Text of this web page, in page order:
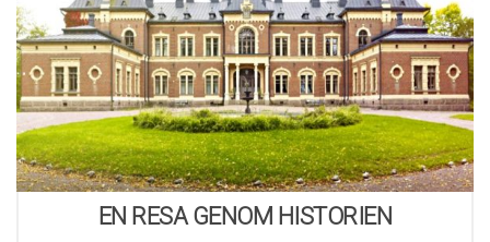
EN RESA GENOM HISTORIEN